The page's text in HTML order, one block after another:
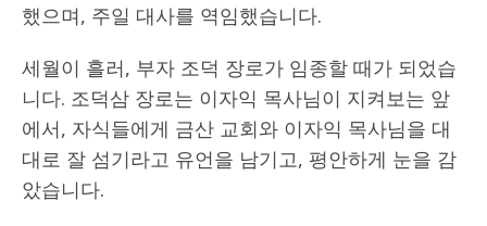
했으며, 주일 대사를 역임했습니다.
세월이 흘러, 부자 조덕 장로가 임종할 때가 되었습
니다. 조덕삼 장로는 이자익 목사님이 지켜보는 앞
에서, 자식들에게 금산 교회와 이자익 목사님을 대
대로 잘 섬기라고 유언을 남기고, 평안하게 눈을 감
았습니다.